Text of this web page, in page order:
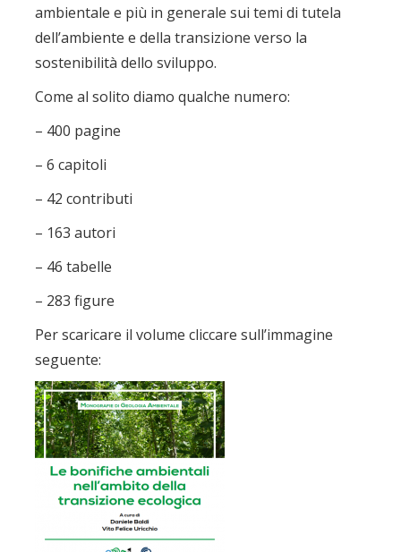
ambientale e più in generale sui temi di tutela
dell’ambiente e della transizione verso la
sostenibilità dello sviluppo.
Come al solito diamo qualche numero:
– 400 pagine
– 6 capitoli
– 42 contributi
– 163 autori
– 46 tabelle
– 283 figure
Per scaricare il volume cliccare sull’immagine
seguente: